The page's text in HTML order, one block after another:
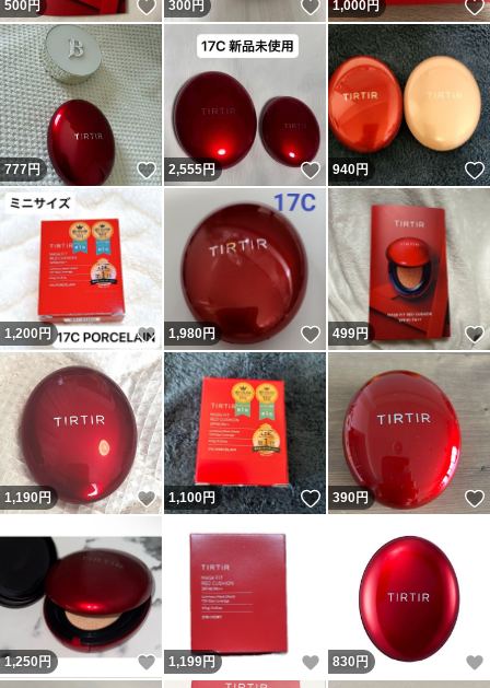
500円 いいね！
300円 いいね！
1,000円
777円 いいね！
2,555円 いいね！
940円
1,200円 いいね！
1,980円 いいね！
499円
1,190円 いいね！
1,100円 いいね！
390円
1,250円 いいね！
1,199円 いいね！
830 円